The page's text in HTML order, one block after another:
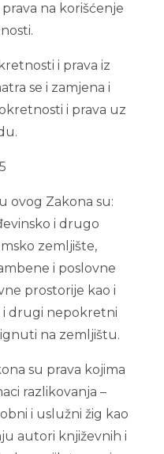
na korišćenje
i prava iz
se i zamjena i
i prava uz
ovog Zakona su:
i drugo
zemljište,
i poslovne
prostorije kao i
i drugi nepokretni
na zemljištu.
su prava kojima
razlikovanja –
i uslužni žig kao
autori književnih i